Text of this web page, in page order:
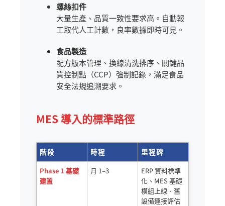
螺絲扣件
大量生產、品質一致性要求高。自動報
工取代人工計數，良率數據即時可見。
食品製造
配方版本管理、換線清洗排序、關鍵品
質控制點（CCP）強制記錄，滿足食品
安全法規追溯要求。
MES 導入的標準路徑
階段 時程 里程碑
Phase 1 基礎
建置
月 1–3
ERP 資料標準
化、MES 基礎
模組上線、舊
設備連接評估